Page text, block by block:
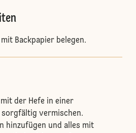
mit Backpapier belegen.
der Hefe in einer
sorgfältig vermischen.
hinzufügen und alles mit